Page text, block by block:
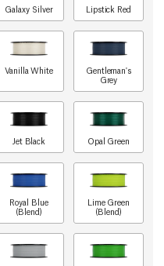
Galaxy Silver Lipstick Red
Vanilla White
Gentleman's
Grey
Jet Black Opal Green
Royal Blue
(Blend)
Lime Green
(Blend)